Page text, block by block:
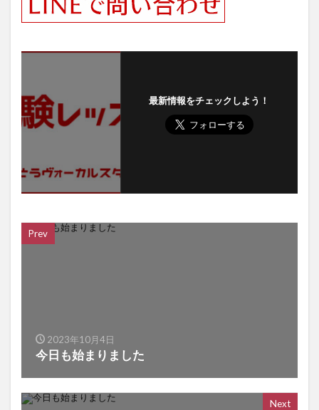
最新情報をチェックしよう！
Prev
2023年10月4日
今日も始まりました
Next